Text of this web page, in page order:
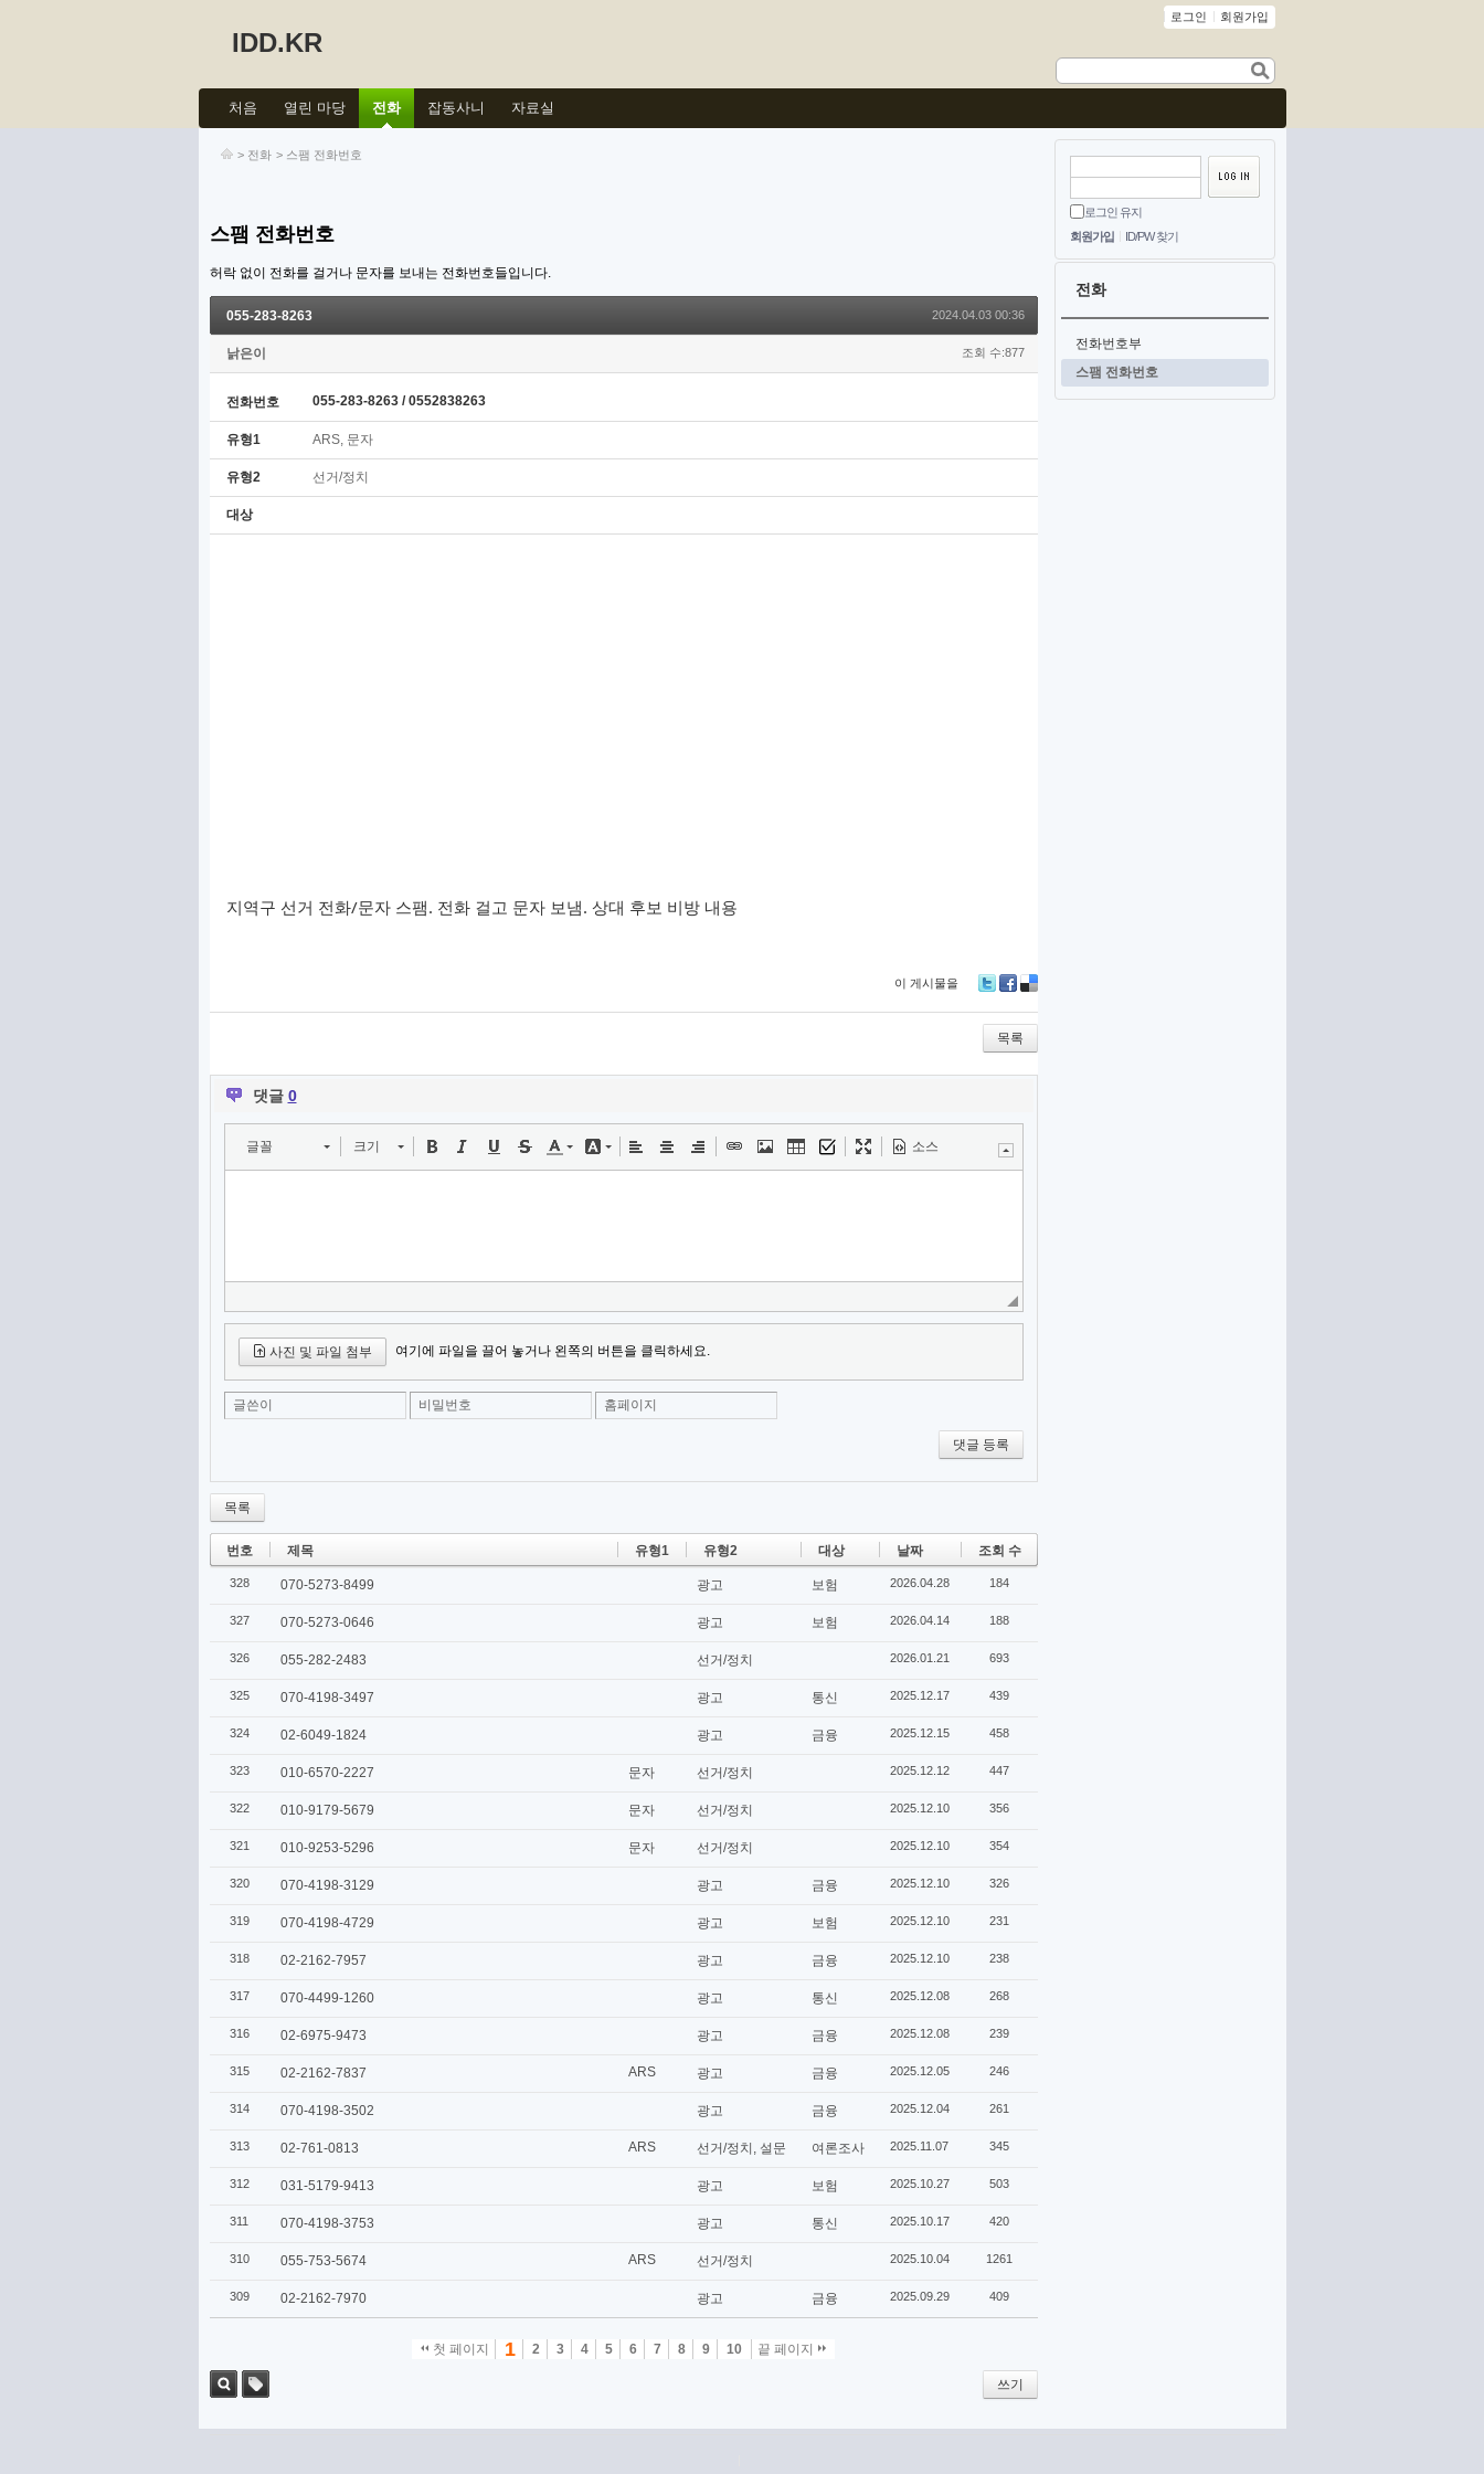
로그인 회원가입
IDD.KR
처음 열린 마당 전화 잡동사니 자료실
로그인 유지
회원가입
ID/PW 찾기
전화
전화번호부
스팸 전화번호
> 전화 > 스팸 전화번호
스팸 전화번호
허락 없이 전화를 걸거나 문자를 보내는 전화번호들입니다.
055-283-8263 2024.04.03 00:36
낡은이 조회 수:877
전화번호 055-283-8263 / 0552838263
유형1 ARS, 문자
유형2 선거/정치
대상
지역구 선거 전화/문자 스팸. 전화 걸고 문자 보냄. 상대 후보 비방 내용
이 게시물을
목록
댓글 0
글꼴 크기 소스
사진 및 파일 첨부 여기에 파일을 끌어 놓거나 왼쪽의 버튼을 클릭하세요.
글쓴이 비밀번호 홈페이지
댓글 등록
목록
번호 제목 유형1 유형2 대상 날짜 조회 수
328 070-5273-8499 광고 보험 2026.04.28 184
327 070-5273-0646 광고 보험 2026.04.14 188
326 055-282-2483 선거/정치 2026.01.21 693
325 070-4198-3497 광고 통신 2025.12.17 439
324 02-6049-1824 광고 금융 2025.12.15 458
323 010-6570-2227 문자 선거/정치 2025.12.12 447
322 010-9179-5679 문자 선거/정치 2025.12.10 356
321 010-9253-5296 문자 선거/정치 2025.12.10 354
320 070-4198-3129 광고 금융 2025.12.10 326
319 070-4198-4729 광고 보험 2025.12.10 231
318 02-2162-7957 광고 금융 2025.12.10 238
317 070-4499-1260 광고 통신 2025.12.08 268
316 02-6975-9473 광고 금융 2025.12.08 239
315 02-2162-7837 ARS 광고 금융 2025.12.05 246
314 070-4198-3502 광고 금융 2025.12.04 261
313 02-761-0813 ARS 선거/정치, 설문 여론조사 2025.11.07 345
312 031-5179-9413 광고 보험 2025.10.27 503
311 070-4198-3753 광고 통신 2025.10.17 420
310 055-753-5674 ARS 선거/정치 2025.10.04 1261
309 02-2162-7970 광고 금융 2025.09.29 409
첫 페이지 1 2 3 4 5 6 7 8 9 10 끝 페이지
쓰기